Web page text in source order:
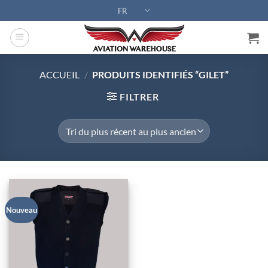
au
contenu
FR
ACCUEIL / PRODUITS IDENTIFIÉS “GILET”
FILTRER
Nouveau